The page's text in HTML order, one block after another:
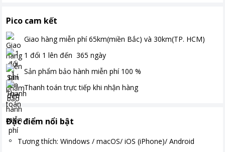
Pico cam kết
Giao hàng miễn phí 65km(miền Bắc) và 30km(TP. HCM)
1 đổi 1 lên đến 365 ngày
Sản phẩm bảo hành miễn phí 100 %
Thanh toán trực tiếp khi nhận hàng
Đặc điểm nổi bật
Tương thích: Windows / macOS/ iOS (iPhone)/ Android